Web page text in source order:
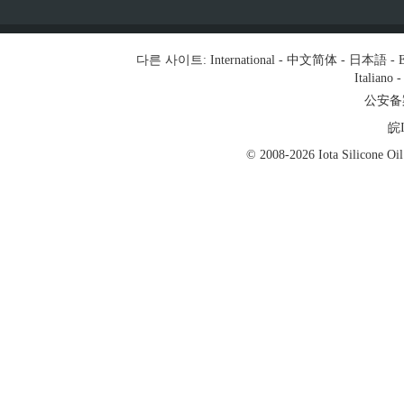
다른 사이트: International- 中文简体- 日本語-
Italiano-
公安备
皖
© 2008-2026 Iota Silicone